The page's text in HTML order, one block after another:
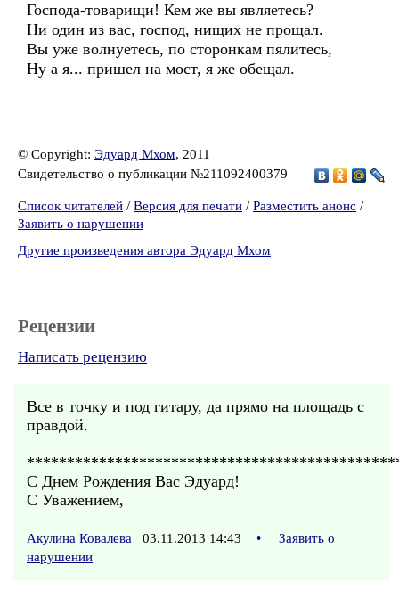
Господа-товарищи! Кем же вы являетесь?
Ни один из вас, господ, нищих не прощал.
Вы уже волнуетесь, по сторонкам пялитесь,
Ну а я... пришел на мост, я же обещал.
© Copyright: Эдуард Мхом, 2011
Свидетельство о публикации №211092400379
Список читателей / Версия для печати / Разместить анонс /
Заявить о нарушении
Другие произведения автора Эдуард Мхом
Рецензии
Написать рецензию
Все в точку и под гитару, да прямо на площадь с
правдой.
С Днем Рождения Вас Эдуард!
С Уважением,
Акулина Ковалева 03.11.2013 14:43 •
Заявить о
нарушении